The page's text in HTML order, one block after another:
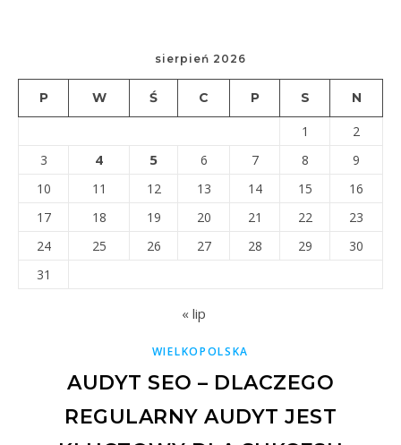
sierpień 2026
P W Ś C P S N
1
2
3
4 5 6 7 8
9
10
11 12 13 14 15
16
17
18 19 20 21 22
23
24
25 26 27 28 29
30
31
« lip
WIELKOPOLSKA
AUDYT SEO – DLACZEGO
REGULARNY AUDYT JEST